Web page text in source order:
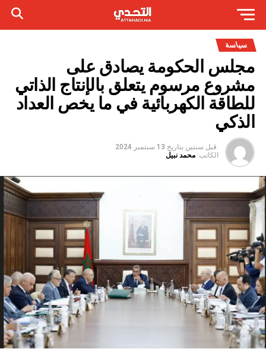
سياسة
مجلس الحكومة يصادق على
مشروع مرسوم يتعلق بالإنتاج الذاتي
للطاقة الكهربائية في ما يخص العداد
الذكي
قبل سنتين بتاريخ 13 سبتمبر 2024
الكاتب: محمد نبيل